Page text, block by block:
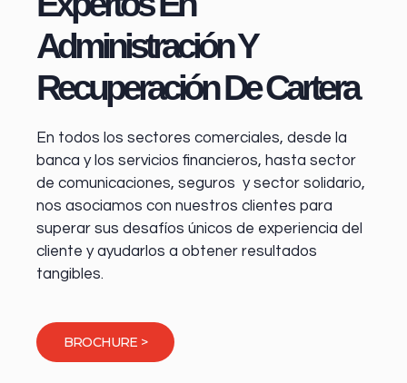
Administración Y
Recuperación De Cartera
En todos los sectores comerciales, desde la
banca y los servicios financieros, hasta sector
de comunicaciones, seguros y sector solidario,
nos asociamos con nuestros clientes para
superar sus desafíos únicos de experiencia del
cliente y ayudarlos a obtener resultados
tangibles.
BROCHURE >